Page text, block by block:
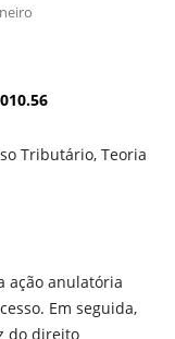
Tributário, Teoria
ação anulatória
Em seguida,
do direito